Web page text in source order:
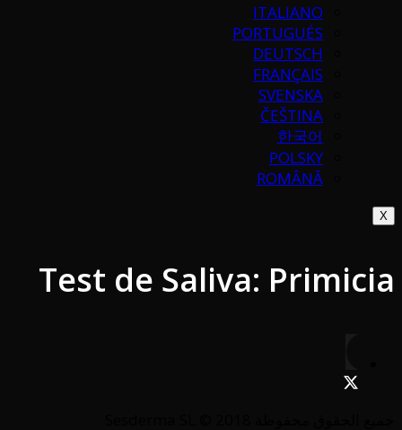
ITALIANO
PORTUGUÉS
DEUTSCH
FRANÇAIS
SVENSKA
ČEŠTINA
한국어
POLSKY
ROMÂNĂ
X
Test de Saliva: Primicia